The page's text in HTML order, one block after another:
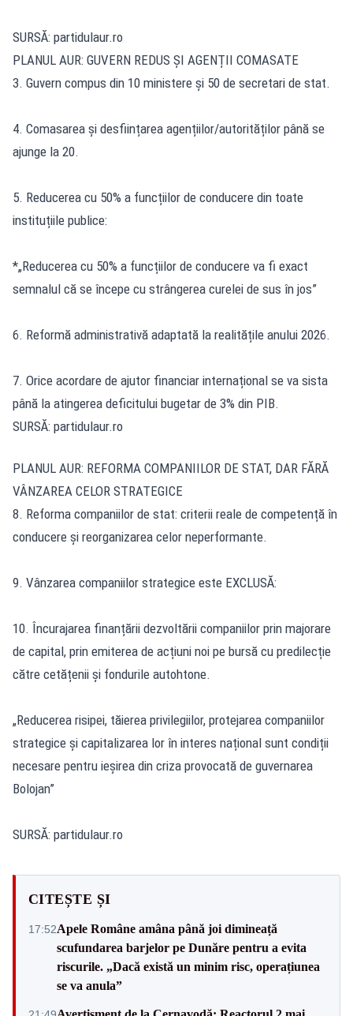
SURSĂ: partidulaur.ro
PLANUL AUR: GUVERN REDUS ȘI AGENȚII COMASATE
3. Guvern compus din 10 ministere și 50 de secretari de stat.
4. Comasarea și desființarea agențiilor/autorităților până se
ajunge la 20.
5. Reducerea cu 50% a funcțiilor de conducere din toate
instituțiile publice:
*„Reducerea cu 50% a funcțiilor de conducere va fi exact
semnalul că se începe cu strângerea curelei de sus în jos”
6. Reformă administrativă adaptată la realitățile anului 2026.
7. Orice acordare de ajutor financiar internațional se va sista
până la atingerea deficitului bugetar de 3% din PIB.
SURSĂ: partidulaur.ro
PLANUL AUR: REFORMA COMPANIILOR DE STAT, DAR FĂRĂ
VÂNZAREA CELOR STRATEGICE
8. Reforma companiilor de stat: criterii reale de competență în
conducere și reorganizarea celor neperformante.
9. Vânzarea companiilor strategice este EXCLUSĂ:
10. Încurajarea finanțării dezvoltării companiilor prin majorare
de capital, prin emiterea de acțiuni noi pe bursă cu predilecție
către cetățenii și fondurile autohtone.
„Reducerea risipei, tăierea privilegiilor, protejarea companiilor
strategice și capitalizarea lor în interes național sunt condiții
necesare pentru ieșirea din criza provocată de guvernarea
Bolojan”
SURSĂ: partidulaur.ro
CITEȘTE ȘI
17:52Apele Române amâna până joi dimineață
scufundarea barjelor pe Dunăre pentru a evita
riscurile. „Dacă există un minim risc, operațiunea
se va anula”